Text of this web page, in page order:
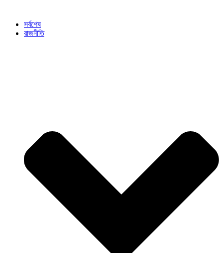
সর্বশেষ
রাজনীতি